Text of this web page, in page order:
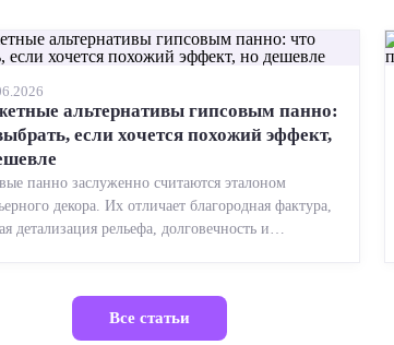
альтернативы гипсовым панно:
если хочется похожий эффект,
панно заслуженно считаются эталоном
декора. Их отличает благородная фактура,
детализация рельефа, долговечность и
Все статьи